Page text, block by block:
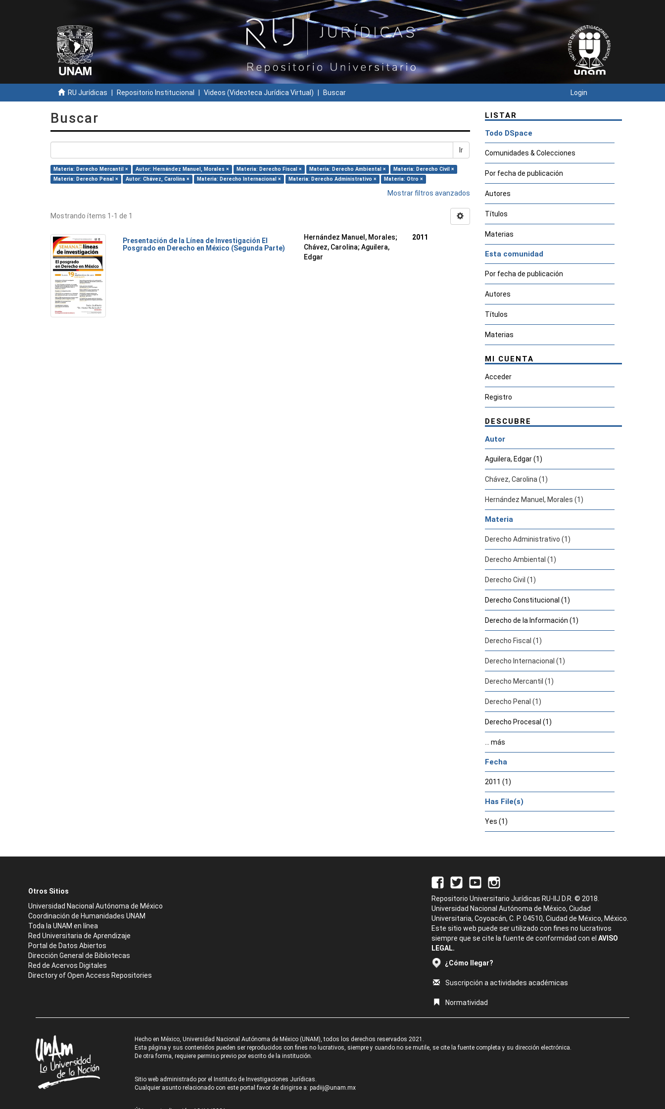
RU Jurídicas Repositorio Institucional Videos (Videoteca Jurídica Virtual) Buscar Login
Buscar
Ir
Materia: Derecho Mercantil × Autor: Hernández Manuel, Morales × Materia: Derecho Fiscal × Materia: Derecho Ambiental ×
Materia: Derecho Civil ×
Materia: Derecho Penal ×
Autor: Chávez, Carolina × Materia: Derecho Internacional × Materia: Derecho Administrativo × Materia: Otro ×
Mostrar filtros avanzados
Mostrando ítems 1-1 de 1
Presentación de la Línea de Investigación El
Posgrado en Derecho en México (Segunda Parte)
Hernández Manuel, Morales;
Chávez, Carolina; Aguilera,
Edgar
2011
LISTAR
Todo DSpace
Comunidades & Colecciones
Por fecha de publicación
Autores
Títulos
Materias
Esta comunidad
Por fecha de publicación
Autores
Títulos
Materias
MI CUENTA
Acceder
Registro
DESCUBRE
Autor
Aguilera, Edgar (1)
Chávez, Carolina (1)
Hernández Manuel, Morales (1)
Materia
Derecho Administrativo (1)
Derecho Ambiental (1)
Derecho Civil (1)
Derecho Constitucional (1)
Derecho de la Información (1)
Derecho Fiscal (1)
Derecho Internacional (1)
Derecho Mercantil (1)
Derecho Penal (1)
Derecho Procesal (1)
... más
Fecha
2011 (1)
Has File(s)
Yes (1)
Otros Sitios
Universidad Nacional Autónoma de México
Coordinación de Humanidades UNAM
Toda la UNAM en línea
Red Universitaria de Aprendizaje
Portal de Datos Abiertos
Dirección General de Bibliotecas
Red de Acervos Digitales
Directory of Open Access Repositories
Repositorio Universitario Jurídicas RU-IIJ D.R. © 2018.
Universidad Nacional Autónoma de México, Ciudad
Universitaria, Coyoacán, C. P. 04510, Ciudad de México, México.
Este sitio web puede ser utilizado con fines no lucrativos
siempre que se cite la fuente de conformidad con el AVISO
LEGAL.
¿Cómo llegar?
Suscripción a actividades académicas
Normatividad
Hecho en México, Universidad Nacional Autónoma de México (UNAM), todos los derechos reservados 2021.
Esta página y sus contenidos pueden ser reproducidos con fines no lucrativos, siempre y cuando no se mutile, se cite la fuente completa y su dirección electrónica.
De otra forma, requiere permiso previo por escrito de la institución.
Sitio web administrado por el Instituto de Investigaciones Jurídicas.
Cualquier asunto relacionado con este portal favor de dirigirse a: padiij@unam.mx